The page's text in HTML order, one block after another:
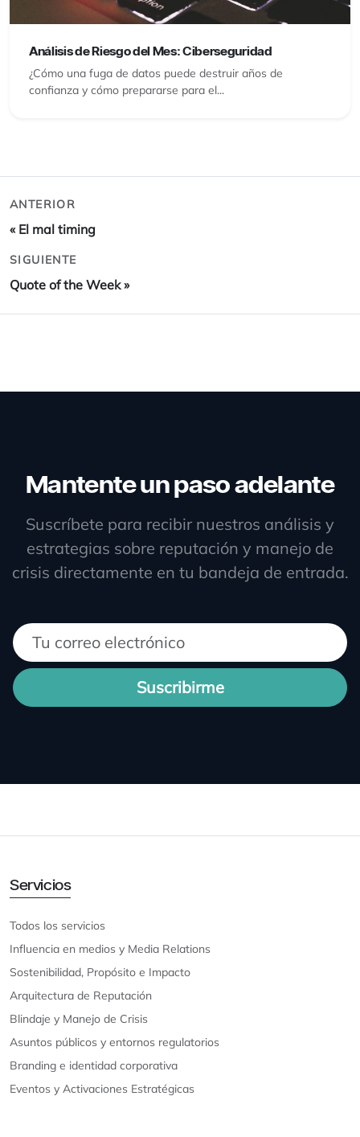
Análisis de Riesgo del Mes: Ciberseguridad
¿Cómo una fuga de datos puede destruir años de
confianza y cómo prepararse para el...
ANTERIOR
« El mal timing
SIGUIENTE
Quote of the Week»
Mantente un paso adelante
Suscríbete para recibir nuestros análisis y
estrategias sobre reputación y manejo de
crisis directamente en tu bandeja de entrada.
Suscribirme
Servicios
Todos los servicios
Influencia en medios y Media Relations
Sostenibilidad, Propósito e Impacto
Arquitectura de Reputación
Blindaje y Manejo de Crisis
Asuntos públicos y entornos regulatorios
Branding e identidad corporativa
Eventos y Activaciones Estratégicas